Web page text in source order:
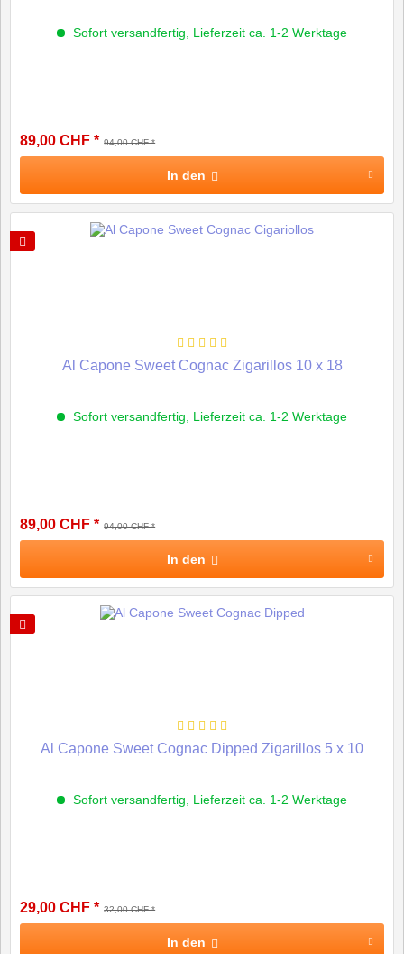
Sofort versandfertig, Lieferzeit ca. 1-2 Werktage
94,00 CHF *
89,00 CHF *
In den
Al Capone Sweet Cognac Zigarillos 10 x 18
Sofort versandfertig, Lieferzeit ca. 1-2 Werktage
94,00 CHF *
89,00 CHF *
In den
Al Capone Sweet Cognac Dipped Zigarillos 5 x 10
Sofort versandfertig, Lieferzeit ca. 1-2 Werktage
32,00 CHF *
29,00 CHF *
In den